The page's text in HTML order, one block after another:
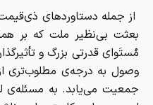
از جمله دستاوردهای
بعثت بی‌نظیر ملت که بر
مُستَوای قدرتی بزرگ و
وصول به درجه‌ی مطلوب‌تری
جمعیت می‌یابد. به مسئله‌ی